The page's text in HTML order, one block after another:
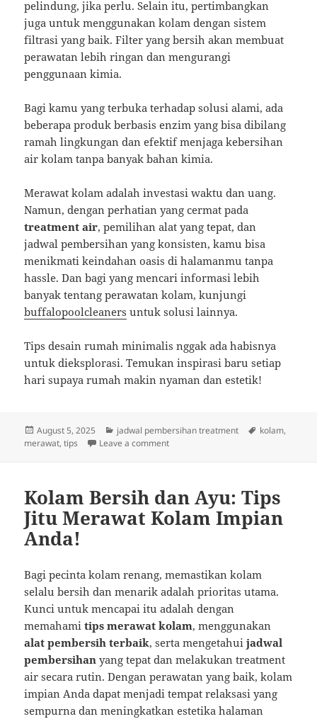
pelindung, jika perlu. Selain itu, pertimbangkan
juga untuk menggunakan kolam dengan sistem
filtrasi yang baik. Filter yang bersih akan membuat
perawatan lebih ringan dan mengurangi
penggunaan kimia.
Bagi kamu yang terbuka terhadap solusi alami, ada
beberapa produk berbasis enzim yang bisa dibilang
ramah lingkungan dan efektif menjaga kebersihan
air kolam tanpa banyak bahan kimia.
Merawat kolam adalah investasi waktu dan uang.
Namun, dengan perhatian yang cermat pada
treatment air, pemilihan alat yang tepat, dan
jadwal pembersihan yang konsisten, kamu bisa
menikmati keindahan oasis di halamanmu tanpa
hassle. Dan bagi yang mencari informasi lebih
banyak tentang perawatan kolam, kunjungi
buffalopoolcleaners untuk solusi lainnya.
Tips desain rumah minimalis nggak ada habisnya
untuk dieksplorasi. Temukan inspirasi baru setiap
hari supaya rumah makin nyaman dan estetik!
Posted
on
August 5, 2025 Categories
jadwal pembersihan treatment Tags
kolam,
merawat,tips Leave a commenton Kolam Cantik Nan Bersih: Tips &
Kolam Bersih dan Ayu: Tips
Jitu Merawat Kolam Impian
Anda!
Bagi pecinta kolam renang, memastikan kolam
selalu bersih dan menarik adalah prioritas utama.
Kunci untuk mencapai itu adalah dengan
memahamitips merawat kolam, menggunakan
alat pembersih terbaik, serta mengetahuijadwal
pembersihan yang tepat dan melakukan treatment
air secara rutin. Dengan perawatan yang baik, kolam
impian Anda dapat menjadi tempat relaksasi yang
sempurna dan meningkatkan estetika halaman